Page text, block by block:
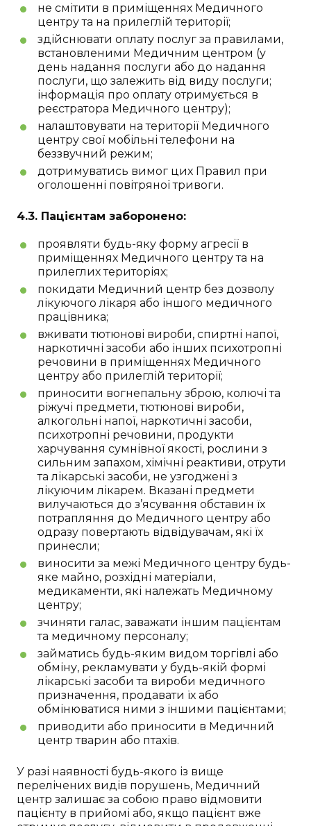
не смітити в приміщеннях Медичного
центру та на прилеглій території;
здійснювати оплату послуг за правилами,
встановленими Медичним центром (у
день надання послуги або до надання
послуги, що залежить від виду послуги;
інформація про оплату отримується в
реєстратора Медичного центру);
налаштовувати на території Медичного
центру свої мобільні телефони на
беззвучний режим;
дотримуватись вимог цих Правил при
оголошенні повітряної тривоги.
4.3. Пацієнтам заборонено:
проявляти будь-яку форму агресії в
приміщеннях Медичного центру та на
прилеглих територіях;
покидати Медичний центр без дозволу
лікуючого лікаря або іншого медичного
працівника;
вживати тютюнові вироби, спиртні напої,
наркотичні засоби або інших психотропні
речовини в приміщеннях Медичного
центру або прилеглій території;
приносити вогнепальну зброю, колючі та
ріжучі предмети, тютюнові вироби,
алкогольні напої, наркотичні засоби,
психотропні речовини, продукти
харчування сумнівної якості, рослини з
сильним запахом, хімічні реактиви, отрути
та лікарські засоби, не узгоджені з
лікуючим лікарем. Вказані предмети
вилучаються до з’ясування обставин їх
потрапляння до Медичного центру або
одразу повертають відвідувачам, які їх
принесли;
виносити за межі Медичного центру будь-
яке майно, розхідні матеріали,
медикаменти, які належать Медичному
центру;
зчиняти галас, заважати іншим пацієнтам
та медичному персоналу;
займатись будь-яким видом торгівлі або
обміну, рекламувати у будь-якій формі
лікарські засоби та вироби медичного
призначення, продавати їх або
обмінюватися ними з іншими пацієнтами;
приводити або приносити в Медичний
центр тварин або птахів.
У разі наявності будь-якого із вище
перелічених видів порушень, Медичний
центр залишає за собою право відмовити
пацієнту в прийомі або, якщо пацієнт вже